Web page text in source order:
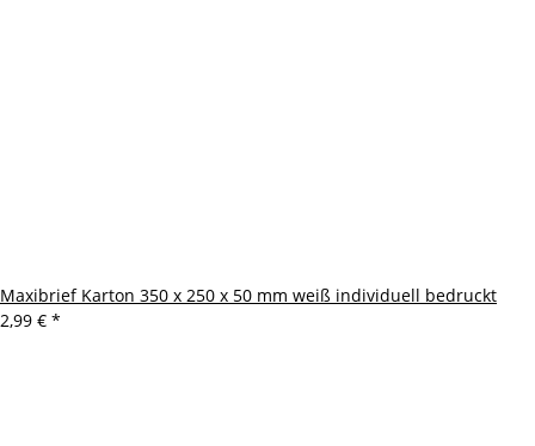
Maxibrief Karton 350 x 250 x 50 mm weiß individuell bedruckt
2,99 € *